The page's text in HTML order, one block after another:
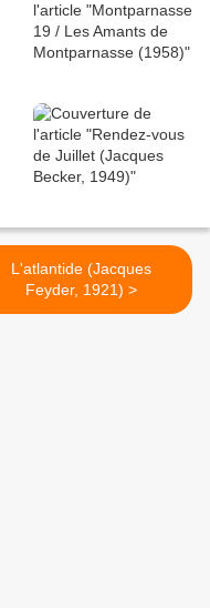
L'atlantide (Jacques
Feyder, 1921) >